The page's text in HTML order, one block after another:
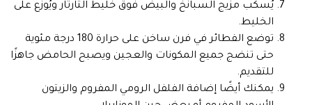
يُسكب مزيج السبانخ والبيض فوق خليط التارتار ويُوزّع على
الخليط.
توضع الفطائر في فرن ساخن على حرارة 180 درجة مئوية
حتى تنضج جميع المكونات والعجين ويصبح الحامض جاهزًا
للتقديم.
يمكنك أيضًا إضافة الفلفل الرومي المفروم والزيتون